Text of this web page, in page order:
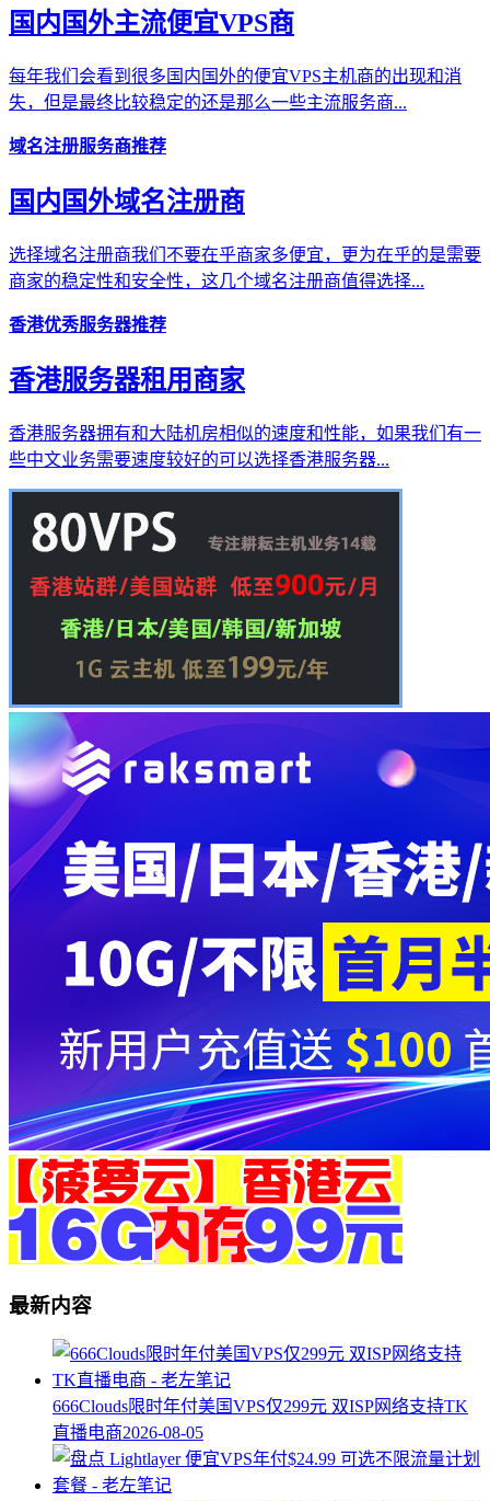
国内国外主流便宜VPS商
每年我们会看到很多国内国外的便宜VPS主机商的出现和消
失，但是最终比较稳定的还是那么一些主流服务商...
域名注册服务商推荐
国内国外域名注册商
选择域名注册商我们不要在乎商家多便宜，更为在乎的是需要
商家的稳定性和安全性，这几个域名注册商值得选择...
香港优秀服务器推荐
香港服务器租用商家
香港服务器拥有和大陆机房相似的速度和性能，如果我们有一
些中文业务需要速度较好的可以选择香港服务器...
最新内容
666Clouds限时年付美国VPS仅299元 双ISP网络支持TK
直播电商2026-08-05